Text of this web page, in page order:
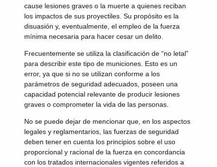
cause lesiones graves o la muerte a quienes reciban
los impactos de sus proyectiles. Su propósito es la
disuasión y, eventualmente, el empleo de la fuerza
mínima necesaria para hacer cesar un delito.
Frecuentemente se utiliza la clasificación de “no letal”
para describir este tipo de municiones. Esto es un
error, ya que si no se utilizan conforme a los
parámetros de seguridad adecuados, poseen una
capacidad potencial relevante de producir lesiones
graves o comprometer la vida de las personas.
No se puede dejar de mencionar que, en los aspectos
legales y reglamentarios, las fuerzas de seguridad
deben tener en cuenta los principios sobre el uso
proporcional y racional de la fuerza en concordancia
con los tratados internacionales vigentes referidos a